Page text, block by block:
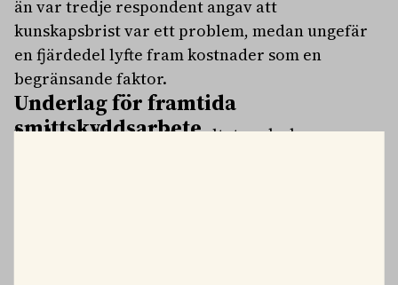
än var tredje respondent angav att
kunskapsbrist var ett problem, medan ungefär
en fjärdedel lyfte fram kostnader som en
begränsande faktor.
Underlag för framtida
smittskyddsarbete
Forskarna hoppas att resultaten ska kunna